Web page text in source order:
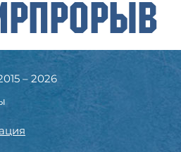
– 2026